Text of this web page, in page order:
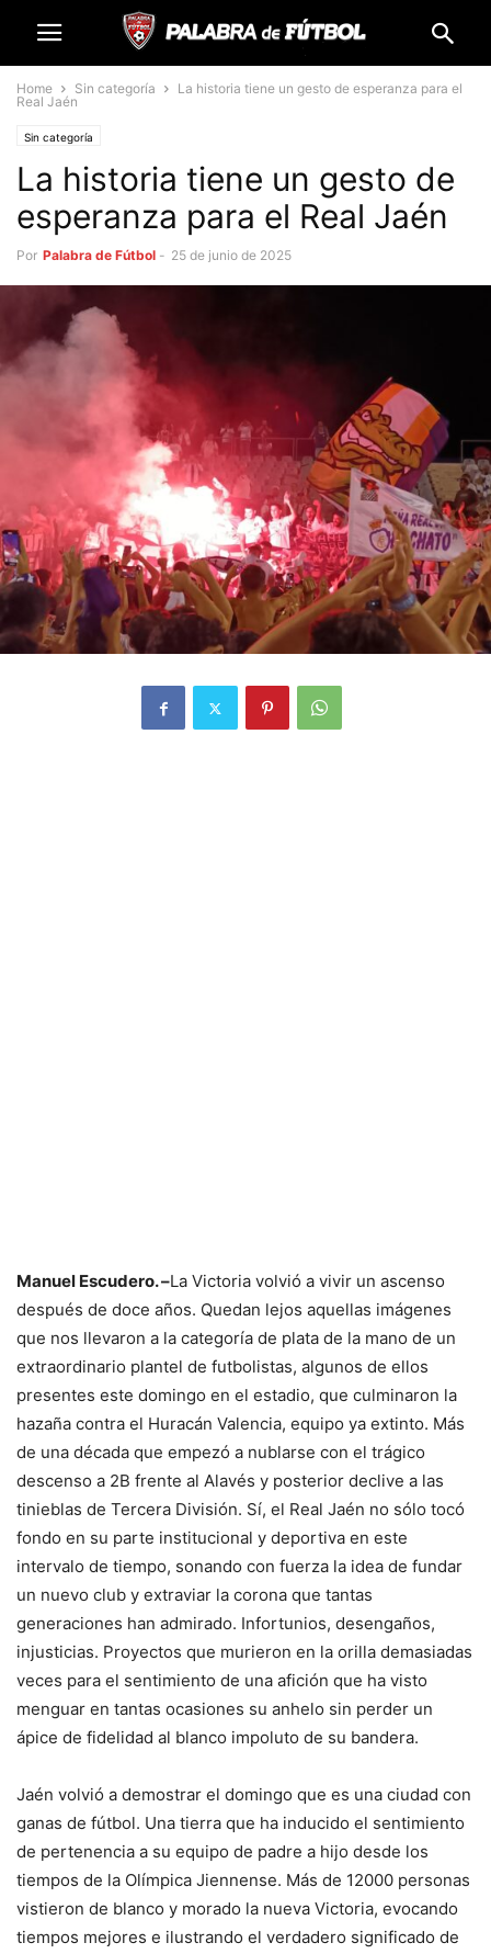
Home Sin categoría
La historia tiene un gesto de esperanza para el
Real Jaén
Sin categoría
La historia tiene un gesto de
esperanza para el Real Jaén
Por Palabra de Fútbol - 25 de junio de 2025
Manuel Escudero. –La Victoria volvió a vivir un ascenso
después de doce años. Quedan lejos aquellas imágenes
que nos llevaron a la categoría de plata de la mano de un
extraordinario plantel de futbolistas, algunos de ellos
presentes este domingo en el estadio, que culminaron la
hazaña contra el Huracán Valencia, equipo ya extinto. Más
de una década que empezó a nublarse con el trágico
descenso a 2B frente al Alavés y posterior declive a las
tinieblas de Tercera División. Sí, el Real Jaén no sólo tocó
fondo en su parte institucional y deportiva en este
intervalo de tiempo, sonando con fuerza la idea de fundar
un nuevo club y extraviar la corona que tantas
generaciones han admirado. Infortunios, desengaños,
injusticias. Proyectos que murieron en la orilla demasiadas
veces para el sentimiento de una afición que ha visto
menguar en tantas ocasiones su anhelo sin perder un
ápice de fidelidad al blanco impoluto de su bandera.
Jaén volvió a demostrar el domingo que es una ciudad con
ganas de fútbol. Una tierra que ha inducido el sentimiento
de pertenencia a su equipo de padre a hijo desde los
tiempos de la Olímpica Jiennense. Más de 12000 personas
vistieron de blanco y morado la nueva Victoria, evocando
tiempos mejores e ilustrando el verdadero significado de